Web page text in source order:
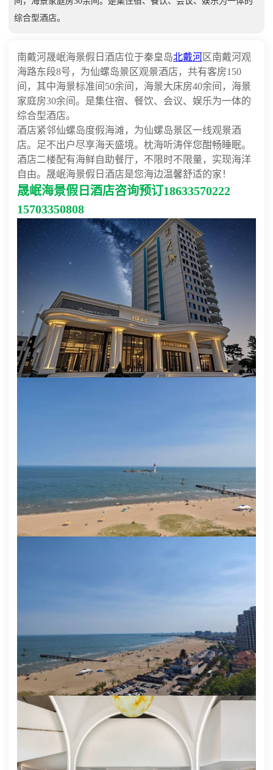
综合型酒店。
南戴河晟岷海景假日酒店位于秦皇岛北戴河 区南戴河观
海路东段8号，为仙螺岛景区观景酒店，共有客房150
间，其中海景标准间50余间，海景大床房40余间，海景
家庭房30余间。是集住宿、餐饮、会议、娱乐为一体的
综合型酒店。
酒店紧邻仙螺岛度假海滩，为仙螺岛景区一线观景酒
店。足不出户尽享海天盛境。枕海听涛伴您酣畅睡眠。
酒店二楼配有海鲜自助餐厅，不限时不限量，实现海洋
自由。晟岷海景假日酒店是您海边温馨舒适的家！
晟岷海景假日酒店咨询预订18633570222
15703350808​